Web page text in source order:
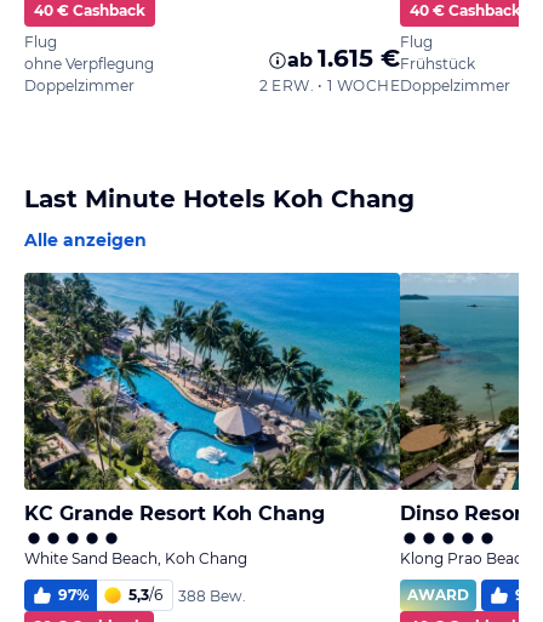
40 € Cashback
Flug
ohne Verpflegung
Doppelzimmer
ab 1.615 €
2 ERW. • 1 WOCHE
40 € Cashback
Flug
Frühstück
Doppelzimmer
Last Minute Hotels Koh Chang
Alle anzeigen
KC Grande Resort Koh Chang
White Sand Beach, Koh Chang
97% 5,3/6
388 Bew.
Klong Prao Beach,
AWARD
94